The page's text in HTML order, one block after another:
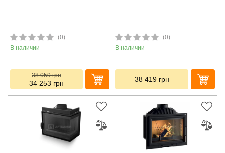
(0)
В наличии
38 059грн
34 253 грн
(0)
В наличии
38 419 грн